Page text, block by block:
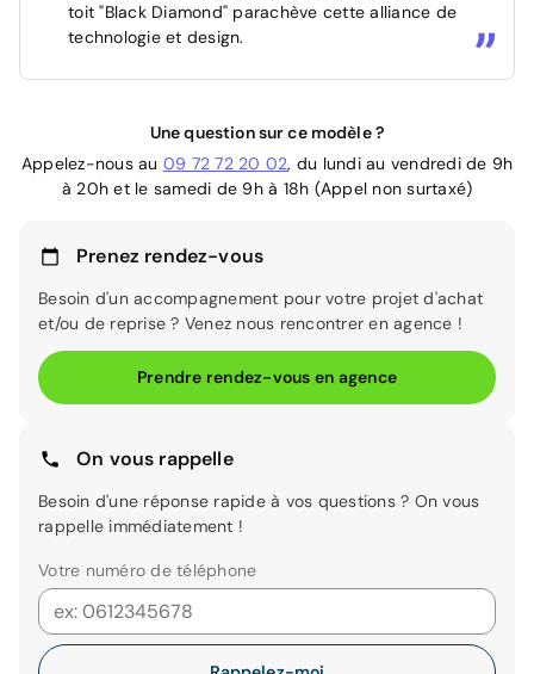
toit "Black Diamond" parachève cette alliance de
technologie et design.
Une question sur ce modèle ?
Appelez-nous au 09 72 72 20 02, du lundi au vendredi de 9h
à 20h et le samedi de 9h à 18h (Appel non surtaxé)
Prenez rendez-vous
Besoin d'un accompagnement pour votre projet d'achat
et/ou de reprise ? Venez nous rencontrer en agence !
Prendre rendez-vous en agence
On vous rappelle
Besoin d'une réponse rapide à vos questions ? On vous
rappelle immédiatement !
Votre numéro de téléphone